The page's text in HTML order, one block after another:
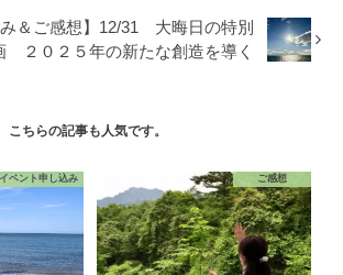
み＆ご感想】12/31 大晦日の特別
２０２５年の新たな創造を導く
こちらの記事も人気です。
イベント申し込み ご感想